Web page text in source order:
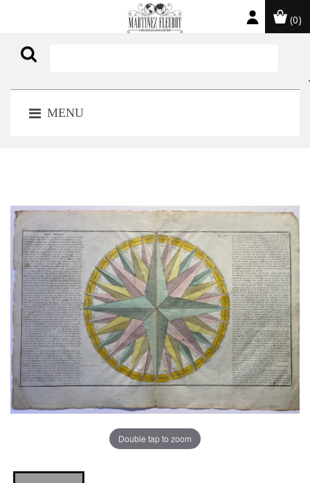
(0)
MENU
Double tap to zoom